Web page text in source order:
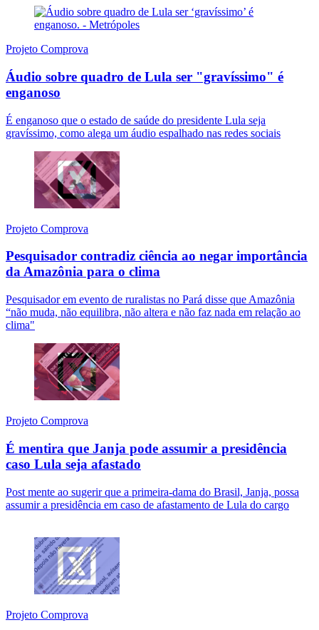
Projeto Comprova
Áudio sobre quadro de Lula ser "gravíssimo" é
enganoso
É enganoso que o estado de saúde do presidente Lula seja
gravíssimo, como alega um áudio espalhado nas redes sociais
Projeto Comprova
Pesquisador contradiz ciência ao negar importância
da Amazônia para o clima
Pesquisador em evento de ruralistas no Pará disse que Amazônia
“não muda, não equilibra, não altera e não faz nada em relação ao
clima"
Projeto Comprova
É mentira que Janja pode assumir a presidência
caso Lula seja afastado
Post mente ao sugerir que a primeira-dama do Brasil, Janja, possa
assumir a presidência em caso de afastamento de Lula do cargo
Projeto Comprova